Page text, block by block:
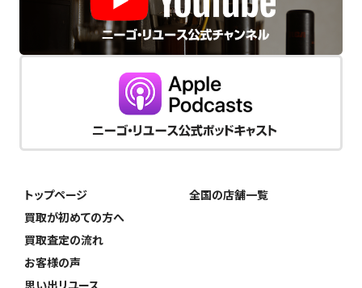
トップページ
買取が初めての方へ
買取査定の流れ
お客様の声
思い出リユース
全国の店舗一覧